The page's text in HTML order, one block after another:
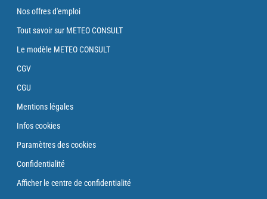
Nos offres d'emploi
Tout savoir sur METEO CONSULT
Le modèle METEO CONSULT
CGV
CGU
Mentions légales
Infos cookies
Paramètres des cookies
Confidentialité
Afficher le centre de confidentialité